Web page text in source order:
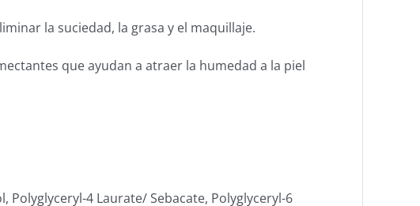
la suciedad, la grasa y el maquillaje.
que ayudan a atraer la humedad a la piel
Polyglyceryl-4 Laurate/ Sebacate, Polyglyceryl-6